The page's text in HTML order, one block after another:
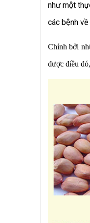
như một
các bệnh về
Chính bởi
được điều